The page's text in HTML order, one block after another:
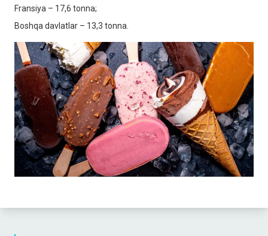
Fransiya – 17,6 tonna;
Boshqa davlatlar – 13,3 tonna.